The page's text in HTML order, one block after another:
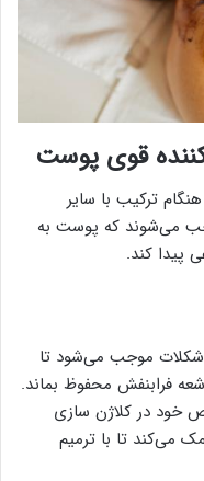
ترکیب با سایر
می‌شوند که پوست به
پیدا کند.
شکلات موجب می‌شود تا
فرابنفش محفوظ بماند.
خود در کلاژن سازی
می‌کند تا با ترمیم